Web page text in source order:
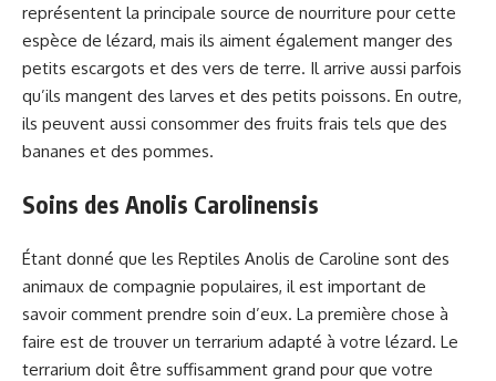
représentent la principale source de nourriture pour cette
espèce de lézard, mais ils aiment également manger des
petits escargots et des vers de terre. Il arrive aussi parfois
qu’ils mangent des larves et des petits poissons. En outre,
ils peuvent aussi consommer des fruits frais tels que des
bananes et des pommes.
Soins des Anolis Carolinensis
Étant donné que les Reptiles Anolis de Caroline sont des
animaux de compagnie populaires, il est important de
savoir comment prendre soin d’eux. La première chose à
faire est de trouver un terrarium adapté à votre lézard. Le
terrarium doit être suffisamment grand pour que votre